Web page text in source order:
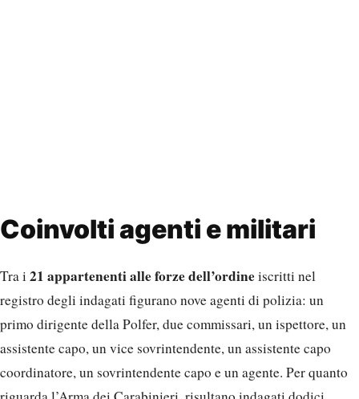
Coinvolti agenti e militari
Tra i 21 appartenenti alle forze dell’ordineiscritti nel
registro degli indagati figurano nove agenti di polizia: un
primo dirigente della Polfer, due commissari, un ispettore, un
assistente capo, un vice sovrintendente, un assistente capo
coordinatore, un sovrintendente capo e un agente. Per quanto